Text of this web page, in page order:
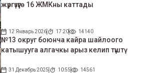
жүргүзүүгө 16 ЖМКны каттады
12 Январь 2026 17:20 14140
№13 округ боюнча кайра шайлоого
катышууга алгачкы арыз келип түштү
31 Декабрь 2025 10:55 14561